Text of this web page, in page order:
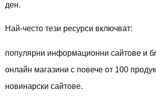
ден.
Най-често тези ресурси включват:
популярни информационни сайтове и
онлайн магазини с повече от 100
новинарски сайтове.